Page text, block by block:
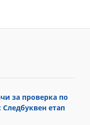
за проверка по
Следбуквен етап